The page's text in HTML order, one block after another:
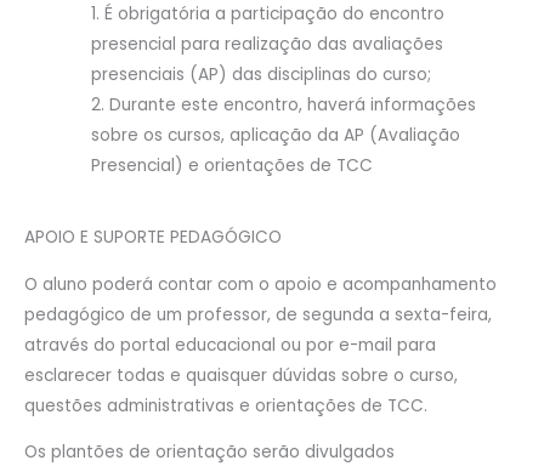
É obrigatória a participação do encontro
presencial para realização das avaliações
presenciais (AP) das disciplinas do curso;
Durante este encontro, haverá informações
sobre os cursos, aplicação da AP (Avaliação
Presencial) e orientações de TCC
APOIO E SUPORTE PEDAGÓGICO
O aluno poderá contar com o apoio e acompanhamento
pedagógico de um professor, de segunda a sexta-feira,
através do portal educacional ou por e-mail para
esclarecer todas e quaisquer dúvidas sobre o curso,
questões administrativas e orientações de TCC.
Os plantões de orientação serão divulgados